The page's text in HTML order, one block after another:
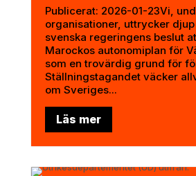
Publicerat: 2026-01-23Vi,
organisationer, uttrycker
svenska regeringens beslut
Marockos autonomiplan för
som en trovärdig grund för
Ställningstagandet väcker
om Sveriges...
Läs mer